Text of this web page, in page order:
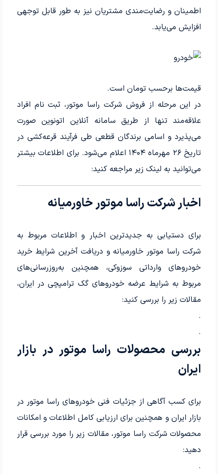
اطمینان و رضایت‌مندی مشتریان نیز به طور قابل توجهی
افزایش می‌یابد.
قیمت‌ها برحسب تومان است.
در این مرحله از فروش شرکت راسا موتور، ثبت نام افراد
علاقه‌مند تنها از طریق سامانه آنلاین اتونوین صورت
می‌پذیرد و اسامی برندگان قطعی طی فرآیند قرعه‌کشی در
تاریخ ۲۶ مهرماه ۱۴۰۴ اعلام می‌شود. برای اطلاعات بیشتر
می‌توانید به لینک زیر مراجعه کنید:
اخبار شرکت راسا موتور خاورمیانه
برای دستیابی به جدیدترین اخبار و اطلاعات مربوط به
شرکت راسا موتور خاورمیانه و دریافت آخرین شرایط خرید
خودروهای وارداتی سوزوکی، همچنین به‌روزرسانی‌های
مربوط به شرایط عرضه خودروهای گک ترامپچی در ایران،
مقالات زیر را بررسی کنید:
.
.
بررسی محصولات راسا موتور در بازار
ایران
برای کسب آگاهی از جزئیات فنی خودروهای راسا موتور در
بازار ایران و همچنین برای ارزیابی کامل اطلاعات و امکانات
محصولات شرکت راسا موتور، مقالات زیر را مورد بررسی قرار
دهید:
.